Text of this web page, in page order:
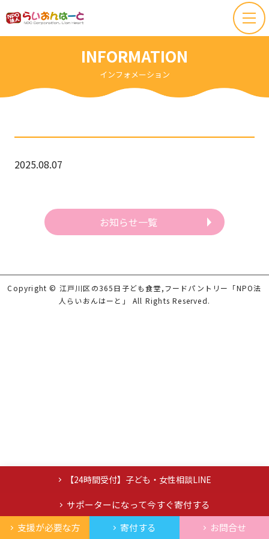
INFORMATION
インフォメーション
2025.08.07
お知らせ一覧
Copyright © 江戸川区の365日子ども食堂,フードパントリー「NPO法
人らいおんはーと」 All Rights Reserved.
【24時間受付】子ども・女性相談LINE
サポーターになって今すぐ寄付する
支援が必要な方
寄付する お問合せ